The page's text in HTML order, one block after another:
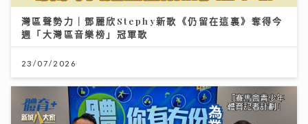
灣區聲勢力｜鄧麗欣Stephy新歌《仍留在這裏》奪得今
週「大灣區音樂榜」冠軍歌
23/07/2026